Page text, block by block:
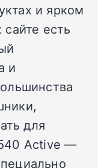
и ярком
есть
и
для
Active —